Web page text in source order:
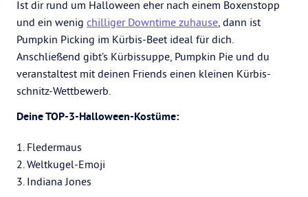
Ist dir rund um Halloween eher nach einem Boxenstopp
und ein wenig chilliger Downtime zuhause, dann ist
Pumpkin Picking im Kürbis-Beet ideal für dich.
Anschließend gibt’s Kürbissuppe, Pumpkin Pie und du
veranstaltest mit deinen Friends einen kleinen Kürbis-
schnitz-Wettbewerb.
Deine TOP-3-Halloween-Kostüme:
1. Fledermaus
2. Weltkugel-Emoji
3. Indiana Jones